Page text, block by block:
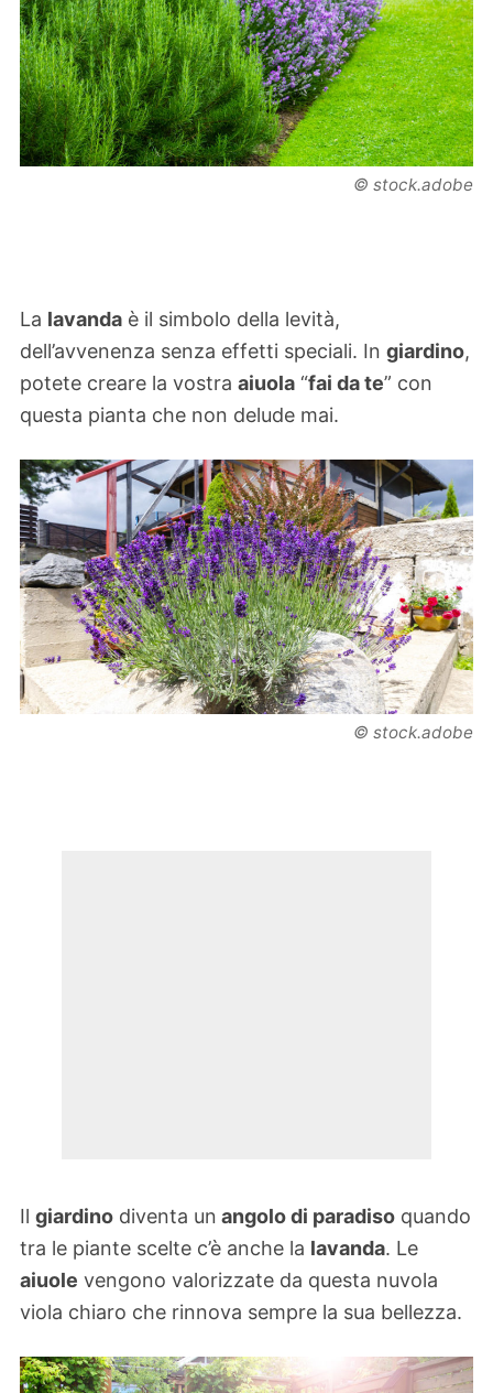
© stock.adobe
La lavanda è il simbolo della levità,
dell’avvenenza senza effetti speciali. In giardino,
potete creare la vostra aiuola “fai da te” con
questa pianta che non delude mai.
© stock.adobe
Il giardino diventa un angolo di paradiso quando
tra le piante scelte c’è anche la lavanda. Le
aiuole vengono valorizzate da questa nuvola
viola chiaro che rinnova sempre la sua bellezza.